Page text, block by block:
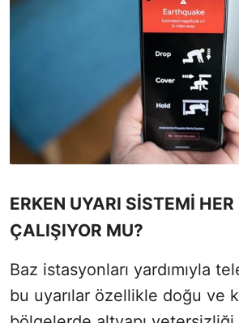
ERKEN UYARI SİSTEMİ HER
ÇALIŞIYOR MU?
Baz istasyonları yardımıyla
bu uyarılar özellikle doğu ve